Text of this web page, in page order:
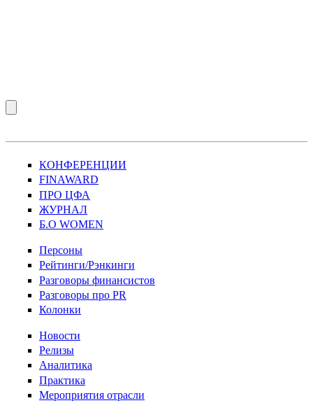
КОНФЕРЕНЦИИ
FINAWARD
ПРО ЦФА
ЖУРНАЛ
Б.О WOMEN
Персоны
Рейтинги/Рэнкинги
Разговоры финансистов
Разговоры про PR
Колонки
Новости
Релизы
Аналитика
Практика
Мероприятия отрасли